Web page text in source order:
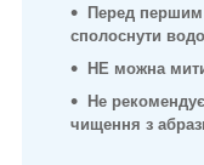
Перед першим
сполоснути
НЕ можна
Не
чищення з